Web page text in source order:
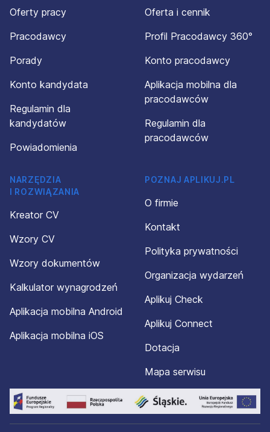
Oferty pracy
Pracodawcy
Porady
Konto kandydata
Regulamin dla
kandydatów
Powiadomienia
Oferta i cennik
Profil Pracodawcy 360°
Konto pracodawcy
Aplikacja mobilna dla
pracodawców
Regulamin dla
pracodawców
NARZĘDZIA
I ROZWIĄZANIA
Kreator CV
Wzory CV
Wzory dokumentów
Kalkulator wynagrodzeń
Aplikacja mobilna Android
Aplikacja mobilna iOS
POZNAJ APLIKUJ.PL
O firmie
Kontakt
Polityka prywatności
Organizacja wydarzeń
Aplikuj Check
Aplikuj Connect
Dotacja
Mapa serwisu